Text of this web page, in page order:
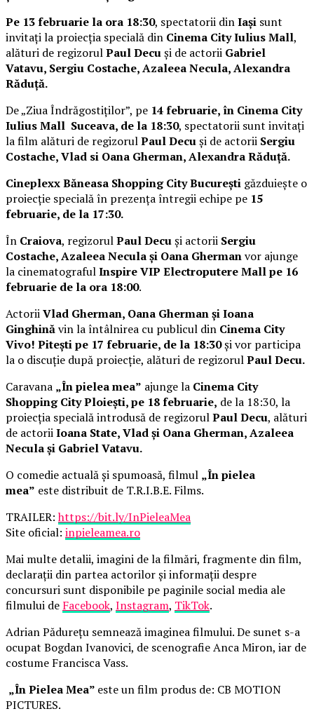
Pe 13 februarie la ora 18:30, spectatorii dinIași sunt
invitați la proiecția specială din Cinema City Iulius Mall,
alături de regizorulPaul Decuși de actorii Gabriel
Vatavu, Sergiu Costache, Azaleea Necula, Alexandra
Răduță.
De „Ziua Îndrăgostiților”, pe 14 februarie, în Cinema City
Iulius Mall Suceava, de la 18:30, spectatorii sunt invitați
la film alături de regizorulPaul Decuși de actorii Sergiu
Costache, Vlad si Oana Gherman, Alexandra Răduță.
Cineplexx Băneasa Shopping City București găzduiește o
proiecție specială în prezența întregii echipe pe 15
februarie, de la 17:30.
În Craiova, regizorulPaul Decuși actorii Sergiu
Costache, Azaleea Necula și Oana Ghermanvor ajunge
la cinematografulInspire VIP Electroputere Mall pe 16
februarie de la ora 18:00.
ActoriiVlad Gherman, Oana Gherman și Ioana
Ginghinăvin la întâlnirea cu publicul din Cinema City
Vivo! Pitești pe 17 februarie, de la 18:30și vor participa
la o discuție după proiecție, alături de regizorulPaul Decu.
Caravana „În pielea mea” ajunge la Cinema City
Shopping City Ploiești, pe 18 februarie, de la 18:30, la
proiecția specială introdusă de regizorulPaul Decu, alături
de actoriiIoana State, Vlad și Oana Gherman, Azaleea
Necula și Gabriel Vatavu.
O comedie actuală și spumoasă, filmul „În pielea
mea” este distribuit de T.R.I.B.E. Films.
TRAILER:https://bit.ly/InPieleaMea
Site oficial: inpieleamea.ro
Mai multe detalii, imagini de la filmări, fragmente din film,
declarații din partea actorilor și informații despre
concursuri sunt disponibile pe paginile social media ale
filmului de Facebook, Instagram, TikTok.
Adrian Pădurețu semnează imaginea filmului. De sunet s-a
ocupat Bogdan Ivanovici, de scenografie Anca Miron, iar de
costume Francisca Vass.
„În Pielea Mea” este un film produs de: CB MOTION
PICTURES.